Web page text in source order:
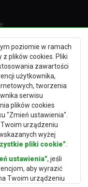
poziomie w ramach
plików cookies. Pliki
zawartości
użytkownika,
tworzenia
serwisu
plików cookies
"Zmień ustawienia".
urządzeniu
wyżej
pliki cookie"
ustawienia", jeśli
aby wyrazić
Twoim urządzeniu